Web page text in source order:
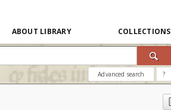
ABOUT LIBRARY COLLECTIONS
Advanced search ?